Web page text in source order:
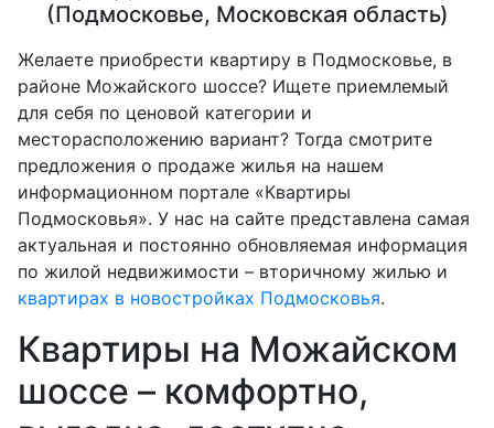
(Подмосковье, Московская область)
Желаете приобрести квартиру в Подмосковье, в
районе Можайского шоссе? Ищете приемлемый
для себя по ценовой категории и
месторасположению вариант? Тогда смотрите
предложения о продаже жилья на нашем
информационном портале «Квартиры
Подмосковья». У нас на сайте представлена самая
актуальная и постоянно обновляемая информация
по жилой недвижимости – вторичному жилью и
квартирах в новостройках Подмосковья.
Квартиры на Можайском
шоссе – комфортно,